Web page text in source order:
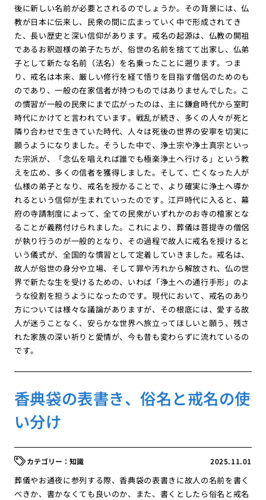
後に新しい名前が必要とされるのでしょうか。その背景には、仏
教が日本に伝来し、民衆の間に広まっていく中で形成されてき
た、長い歴史と深い信仰があります。戒名の起源は、仏教の開祖
であるお釈迦様の弟子たちが、俗世の名前を捨てて出家し、仏弟
子として新たな名前（法名）を名乗ったことに遡ります。つま
り、戒名は本来、厳しい修行を経て悟りを目指す僧侶のためのも
のであり、一般の在家信者が持つものではありませんでした。こ
の慣習が一般の民衆にまで広がったのは、主に鎌倉時代から室町
時代にかけてと言われています。戦乱が続き、多くの人々が死と
隣り合わせで生きていた時代、人々は死後の世界の安寧を切実に
願うようになりました。そうした中で、浄土宗や浄土真宗といっ
た宗派が、「念仏を唱えれば誰でも極楽浄土へ行ける」という教
えを広め、多くの信者を獲得しました。そして、亡くなった人が
仏様の弟子となり、戒名を授かることで、より確実に浄土へ導か
れるという信仰が生まれていったのです。江戸時代に入ると、幕
府の寺請制度によって、全ての民衆がいずれかのお寺の檀家とな
ることが義務付けられました。これにより、葬儀は菩提寺の僧侶
が執り行うのが一般的となり、その過程で故人に戒名を授けると
いう儀式が、全国的な慣習として定着していきました。戒名は、
故人が俗世の身分や立場、そして罪や汚れから解放され、仏の世
界で新たな生を受けるための、いわば「浄土への通行手形」のよ
うな役割を担うようになったのです。現代において、戒名のあり
方については様々な議論がありますが、その根底には、愛する故
人が迷うことなく、安らかな世界へ旅立ってほしいと願う、残さ
れた家族の深い祈りと愛情が、今も昔も変わらずに流れているの
です。
香典袋の表書き、俗名と戒名の使
い分け
2025.11.01
知識
葬儀やお通夜に参列する際、香典袋の表書きに故人の名前を書く
べきか、書かなくても良いのか、また、書くとしたら俗名と戒名